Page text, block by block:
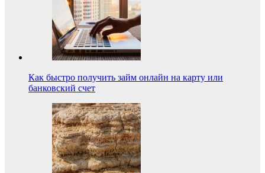
Как быстро получить займ онлайн на карту или
банковский счет